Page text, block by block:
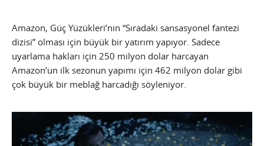
Amazon, Güç Yüzükleri’nin “Sıradaki sansasyonel fantezi
dizisi” olması için büyük bir yatırım yapıyor. Sadece
uyarlama hakları için 250 milyon dolar harcayan
Amazon’un ilk sezonun yapımı için 462 milyon dolar gibi
çok büyük bir meblağ harcadığı söyleniyor.